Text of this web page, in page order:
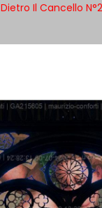
Dietro Il Cancello N°2